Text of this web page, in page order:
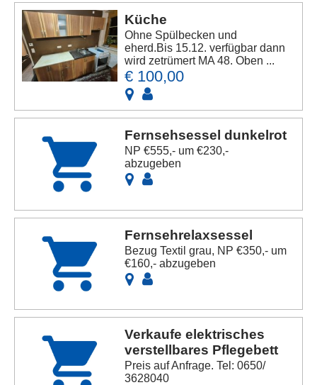
Küche
Ohne Spülbecken und
eherd.Bis 15.12. verfügbar dann
wird zetrümert MA 48. Oben ...
€ 100,00
Fernsehsessel dunkelrot
NP €555,- um €230,-
abzugeben
Fernsehrelaxsessel
Bezug Textil grau, NP €350,- um
€160,- abzugeben
Verkaufe elektrisches
verstellbares Pflegebett
Preis auf Anfrage. Tel: 0650/
3628040